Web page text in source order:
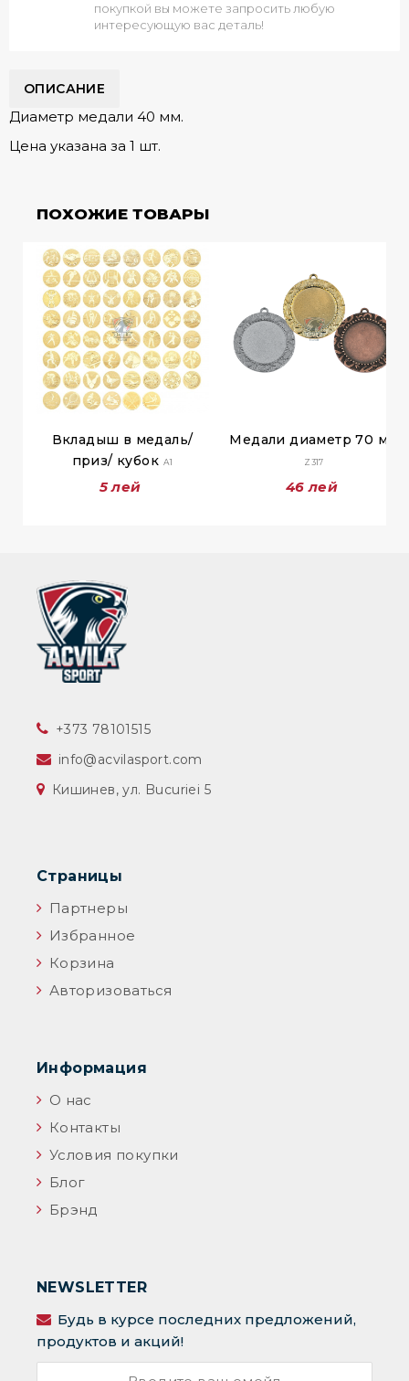
покупкой вы можете запросить любую
интересующую вас деталь!
ОПИСАНИЕ
Диаметр медали 40 мм.
Цена указана за 1 шт.
ПОХОЖИЕ ТОВАРЫ
Вкладыш в медаль/
приз/ кубок A1
5 лей
Медали диаметр 70 мм
Z317
46 лей
‎+373 78101515
info@acvilasport.com
Кишинев, ул. Bucuriei 5
Страницы
Партнеры
Избранное
Корзина
Авторизоваться
Информация
О нас
Контакты
Условия покупки
Блог
Брэнд
NEWSLETTER
Будь в курсе последних предложений,
продуктов и акций!